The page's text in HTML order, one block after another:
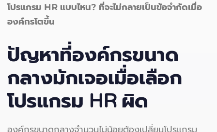
โปรแกรม HR แบบไหน? ที่จะไม่กลายเป็นข้อจำกัดเมื่อ
องค์กรโตขึ้น
ปัญหาที่องค์กรขนาด
กลางมักเจอเมื่อเลือก
โปรแกรม HR ผิด
องค์กรขนาดกลางจำนวนไม่น้อยต้องเปลี่ยนโปรแกรม